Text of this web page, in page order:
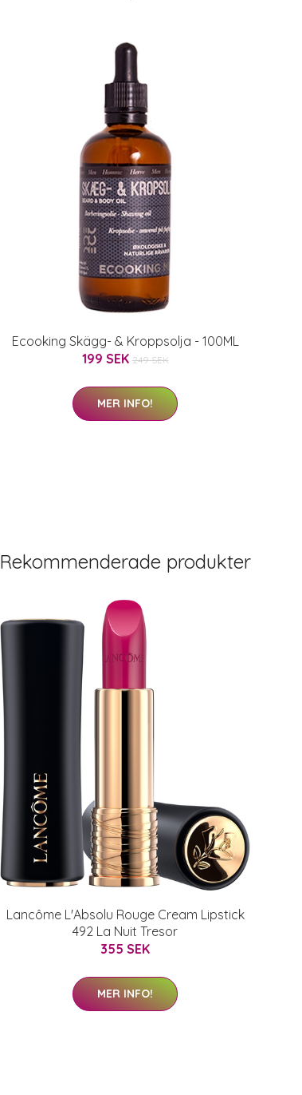
Ecooking Skägg- & Kroppsolja - 100ML
199 SEK 249 SEK
MER INFO!
Rekommenderade produkter
Lancôme L'Absolu Rouge Cream Lipstick
492 La Nuit Tresor
355 SEK
MER INFO!